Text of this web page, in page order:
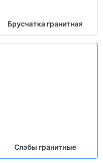
Брусчатка гранитная
Слэбы гранитные